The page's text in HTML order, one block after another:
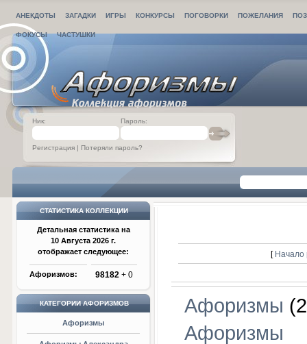
АНЕКДОТЫ ЗАГАДКИ ИГРЫ КОНКУРСЫ ПОГОВОРКИ ПОЖЕЛАНИЯ
ФОКУСЫ ЧАСТУШКИ
Ник: Пароль:
Регистрация | Потеряли пароль?
СТАТИСТИКА КОЛЛЕКЦИИ
Детальная статистика на
10 Августа 2026 г.
отображает следующее:
Афоризмов: 98182 + 0
КАТЕГОРИИ АФОРИЗМОВ
Афоризмы
[ Начало
Афоризмы
Афоризмы